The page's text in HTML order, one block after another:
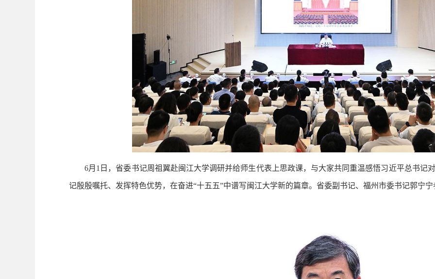
6月1日，省委书记周祖翼赴闽江大学调研并给师生代表上思政课，与大家共同重温感悟习近平总书记
记殷殷嘱托、发挥特色优势，在奋进“十五五”中谱写闽江大学新的篇章。省委副书记、福州市委书记郭宁宁